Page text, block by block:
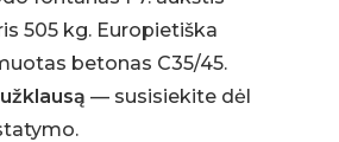
505 kg. Europietiška
betonas C35/45.
— susisiekite dėl